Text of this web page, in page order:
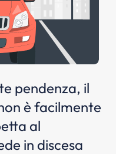
pendenza, il
è facilmente
al
in discesa